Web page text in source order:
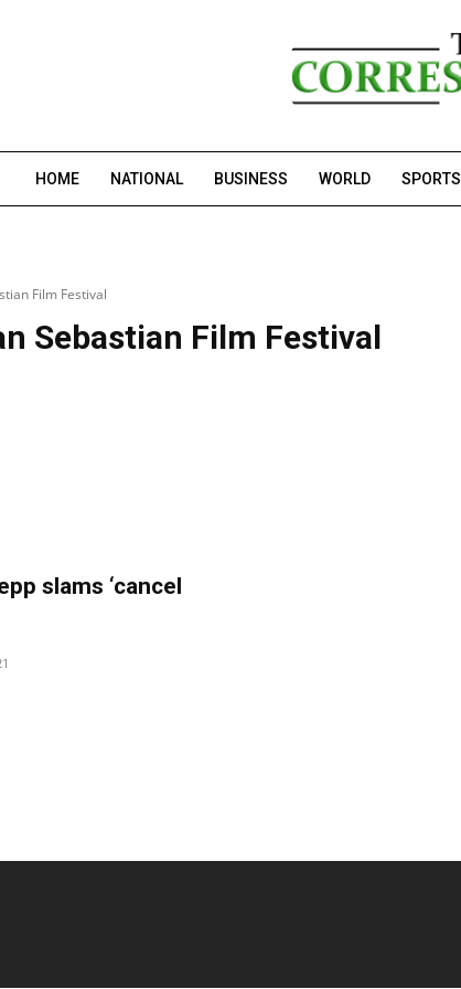
HOME NATIONAL BUSINESS WORLD SPORTS
Film Festival
Sebastian Film Festival
slams ‘cancel